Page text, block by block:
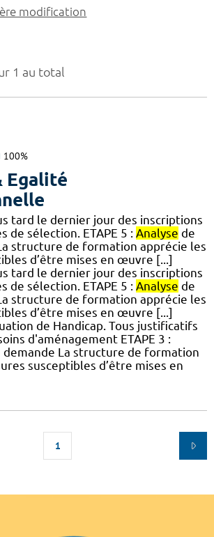
1 au total
100%
Egalité
tard le dernier jour des inscriptions
de sélection. ETAPE 5 : Analyse de
structure de formation apprécie les
d’être mises en œuvre [...]
tard le dernier jour des inscriptions
de sélection. ETAPE 5 : Analyse de
structure de formation apprécie les
d’être mises en œuvre [...]
de Handicap. Tous justificatifs
d'aménagement ETAPE 3 :
La structure de formation
susceptibles d’être mises en
1
modification